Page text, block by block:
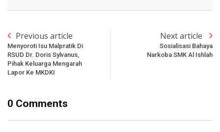
Previous article
Menyoroti Isu Malpratik Di
RSUD Dr. Doris Sylvanus,
Pihak Keluarga Mengarah
Lapor Ke MKDKI
Next article
Sosialisasi Bahaya
Narkoba SMK Al Ishlah
0 Comments